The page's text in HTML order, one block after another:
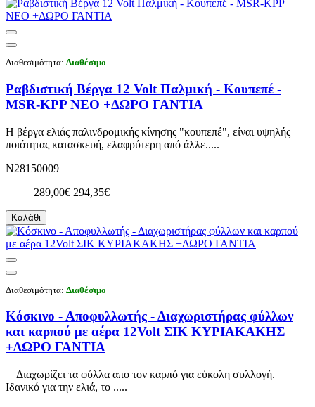
Διαθεσιμότητα: Διαθέσιμο
Ραβδιστική Βέργα 12 Volt Παλμική - Κουπεπέ -
MSR-KPP NEO +ΔΩΡΟ ΓΑΝΤΙΑ
Η βέργα ελιάς παλινδρομικής κίνησης "κουπεπέ", είναι υψηλής
ποιότητας κατασκευή, ελαφρύτερη από άλλε.....
N28150009
289,00€ 294,35€
Καλάθι
Διαθεσιμότητα: Διαθέσιμο
Κόσκινο - Αποφυλλωτής - Διαχωριστήρας φύλλων
και καρπού με αέρα 12Volt ΣΙΚ ΚΥΡΙΑΚΑΚΗΣ
+ΔΩΡΟ ΓΑΝΤΙΑ
Διαχωρίζει τα φύλλα απο τον καρπό για εύκολη συλλογή.
Ιδανικό για την ελιά, το .....